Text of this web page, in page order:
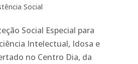
Social
Social Especial para
Intelectual, Idosa e
no Centro Dia, da